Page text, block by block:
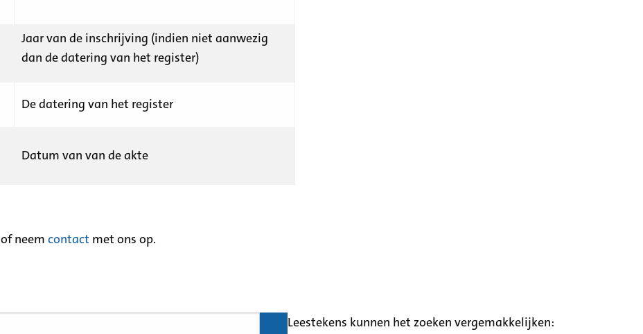
Jaar van de inschrijving (indien niet aanwezig
dan de datering van het register)
De datering van het register
Datum van van de akte
of neem contact met ons op.
Leestekens kunnen het zoeken vergemakkelijken: